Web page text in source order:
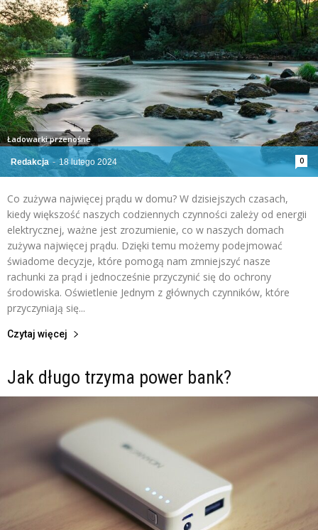
Redakcja - 18 lutego 2024 0
Ładowarki przenośne
Co zużywa najwięcej prądu w domu? W dzisiejszych czasach,
kiedy większość naszych codziennych czynności zależy od energii
elektrycznej, ważne jest zrozumienie, co w naszych domach
zużywa najwięcej prądu. Dzięki temu możemy podejmować
świadome decyzje, które pomogą nam zmniejszyć nasze
rachunki za prąd i jednocześnie przyczynić się do ochrony
środowiska. Oświetlenie Jednym z głównych czynników, które
przyczyniają się...
Czytaj więcej
Jak długo trzyma power bank?